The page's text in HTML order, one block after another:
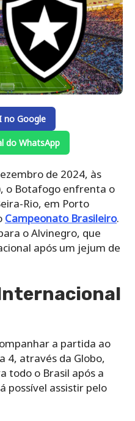
no Google
do WhatsApp
de 2024, às
o Botafogo enfrenta o
Rio, em Porto
Campeonato Brasileiro.
o Alvinegro, que
após um jejum de
a partida ao
4, através da Globo,
todo o Brasil após a
possível assistir pelo